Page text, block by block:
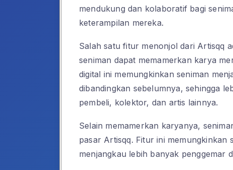
mendukung dan kolaboratif bagi
keterampilan mereka.
Salah satu fitur menonjol dari Artisqq
seniman dapat memamerkan karya
digital ini memungkinkan seniman
dibandingkan sebelumnya, sehingga
pembeli, kolektor, dan artis lainnya.
Selain memamerkan karyanya,
pasar Artisqq. Fitur ini memungkinkan
menjangkau lebih banyak penggemar